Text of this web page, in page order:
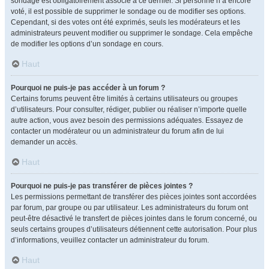
voté, il est possible de supprimer le sondage ou de modifier ses options.
Cependant, si des votes ont été exprimés, seuls les modérateurs et les
administrateurs peuvent modifier ou supprimer le sondage. Cela empêche
de modifier les options d’un sondage en cours.
Haut
Pourquoi ne puis-je pas accéder à un forum ?
Certains forums peuvent être limités à certains utilisateurs ou groupes
d’utilisateurs. Pour consulter, rédiger, publier ou réaliser n’importe quelle
autre action, vous avez besoin des permissions adéquates. Essayez de
contacter un modérateur ou un administrateur du forum afin de lui
demander un accès.
Haut
Pourquoi ne puis-je pas transférer de pièces jointes ?
Les permissions permettant de transférer des pièces jointes sont accordées
par forum, par groupe ou par utilisateur. Les administrateurs du forum ont
peut-être désactivé le transfert de pièces jointes dans le forum concerné, ou
seuls certains groupes d’utilisateurs détiennent cette autorisation. Pour plus
d’informations, veuillez contacter un administrateur du forum.
Haut